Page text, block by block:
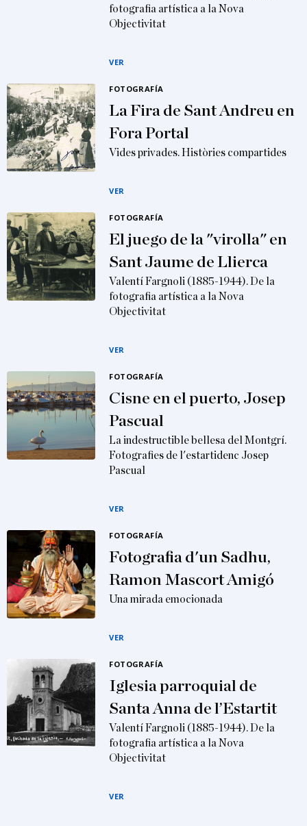
fotografia artística a la Nova
Objectivitat
VER
FOTOGRAFÍA
La Fira de Sant Andreu en
Fora Portal
Vides privades. Històries compartides
VER
FOTOGRAFÍA
El juego de la "virolla" en
Sant Jaume de Llierca
Valentí Fargnoli (1885-1944). De la
fotografia artística a la Nova
Objectivitat
VER
FOTOGRAFÍA
Cisne en el puerto, Josep
Pascual
La indestructible bellesa del Montgrí.
Fotografies de l'estartidenc Josep
Pascual
VER
FOTOGRAFÍA
Fotografia d'un Sadhu,
Ramon Mascort Amigó
Una mirada emocionada
VER
FOTOGRAFÍA
Iglesia parroquial de
Santa Anna de l’Estartit
Valentí Fargnoli (1885-1944). De la
fotografia artística a la Nova
Objectivitat
VER